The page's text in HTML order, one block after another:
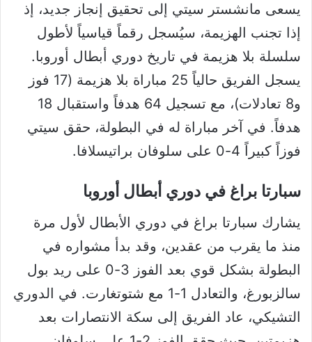
يسعى مانشستر سيتي إلى تحقيق إنجاز جديد، إذ
إذا تجنب الهزيمة، سيُسجل رقماً قياسياً لأطول
سلسلة بلا هزيمة في تاريخ دوري أبطال أوروبا.
يسجل الفريق حالياً 25 مباراة بلا هزيمة (17 فوز
و8 تعادلات)، مع تسجيل 64 هدفاً واستقبال 18
هدفاً. في آخر مباراة له في البطولة، حقق سيتي
فوزاً كبيراً 4-0 على سلوفان براتيسلافا.
سبارتا براغ في دوري أبطال أوروبا
يشارك سبارتا براغ في دوري الأبطال لأول مرة
منذ ما يقرب من عقدين، وقد بدأ مشواره في
البطولة بشكل قوي بعد الفوز 3-0 على ريد بول
سالزبورغ، والتعادل 1-1 مع شتوتغارت. في الدوري
التشيكي، عاد الفريق إلى سكة الانتصارات بعد